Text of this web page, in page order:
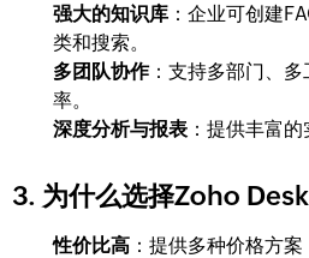
强大的知识库 ：企业可创建
类和搜索。
多团队协作：支持多部门、
率。
深度分析与报表 ：提供丰富
3. 为什么选择Zoho Desk
性价比高 ：提供多种价格方